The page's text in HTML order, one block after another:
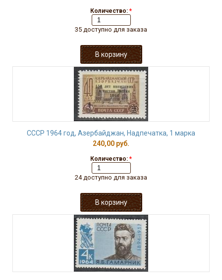
Количество: *
35 доступно для заказа
СССР 1964 год, Азербайджан, Надпечатка, 1 марка
240,00 руб.
Количество: *
24 доступно для заказа